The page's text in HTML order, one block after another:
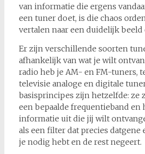
van informatie die ergens
een tuner doet, is die chaos
vertalen naar een duidelijk beeld
Er zijn verschillende soorten
afhankelijk van wat je wilt
radio heb je AM- en FM-tuners,
televisie analoge en digitale
basisprincipes zijn hetzelfde: ze
een bepaalde frequentieband en
informatie uit die jij wilt
als een filter dat precies datgene
je nodig hebt en de rest negeert.